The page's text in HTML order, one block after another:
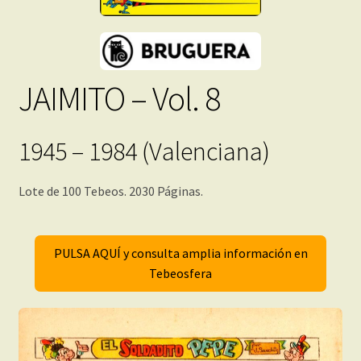
JAIMITO – Vol. 8
1945 – 1984 (Valenciana)
Lote de 100 Tebeos. 2030 Páginas.
PULSA AQUÍ y consulta amplia información en
Tebeosfera